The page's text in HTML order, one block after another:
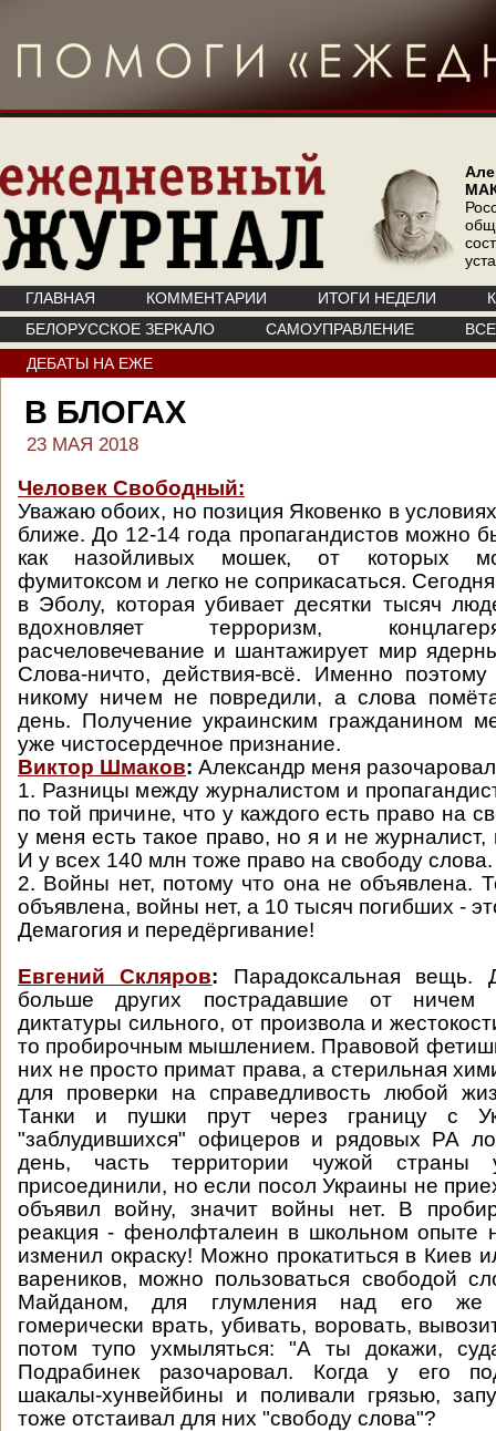
ГЛАВНАЯ КОММЕНТАРИИ ИТОГИ НЕДЕЛИ
БЕЛОРУССКОЕ ЗЕРКАЛО
САМОУПРАВЛЕНИЕ
ДЕБАТЫ НА ЕЖЕ
В БЛОГАХ
23 МАЯ 2018
Человек Свободный:
Уважаю обоих, но позиция Яковенко в
ближе. До 12-14 года пропагандистов можно
как назойливых мошек, от которых
фумитоксом и легко не соприкасаться.
в Эболу, которая убивает десятки тысяч
вдохновляет терроризм,
расчеловечевание и шантажирует мир
Слова-ничто, действия-всё. Именно
никому ничем не повредили, а слова
день. Получение украинским гражданином
уже чистосердечное признание.
Виктор Шмаков: Александр меня
1. Разницы между журналистом и
по той причине, что у каждого есть право на
у меня есть такое право, но я и не журналист,
И у всех 140 млн тоже право на свободу слова.
2. Войны нет, потому что она не объявлена.
объявлена, войны нет, а 10 тысяч погибших -
Демагогия и передёргивание!
Евгений Скляров: Парадоксальная вещь.
больше других пострадавшие от ничем
диктатуры сильного, от произвола и
то пробирочным мышлением. Правовой
них не просто примат права, а стерильная
для проверки на справедливость любой
Танки и пушки прут через границу с
"заблудившихся" офицеров и рядовых РА
день, часть территории чужой
присоединили, но если посол Украины не
объявил войну, значит войны нет. В
реакция - фенолфталеин в школьном опыте
изменил окраску! Можно прокатиться в Киев
вареников, можно пользоваться свободой
Майданом, для глумления над его же
гомерически врать, убивать, воровать,
потом тупо ухмыляться: "А ты докажи,
Подрабинек разочаровал. Когда у его
шакалы-хунвейбины и поливали грязью,
тоже отстаивал для них "свободу слова"?